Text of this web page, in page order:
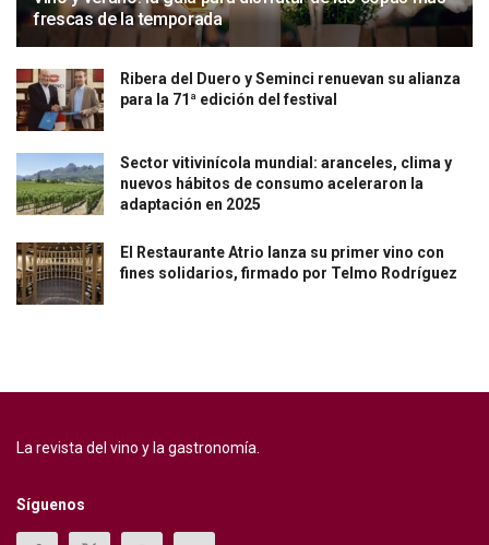
frescas de la temporada
Ribera del Duero y Seminci renuevan su alianza
para la 71ª edición del festival
Sector vitivinícola mundial: aranceles, clima y
nuevos hábitos de consumo aceleraron la
adaptación en 2025
El Restaurante Atrio lanza su primer vino con
fines solidarios, firmado por Telmo Rodríguez
La revista del vino y la gastronomía.
Síguenos